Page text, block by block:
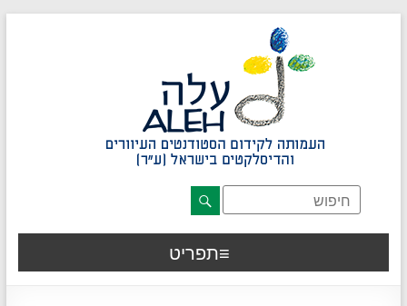
דלג לתוכן רצוי/Skip to content
חלק תחתון באתר
תפריט